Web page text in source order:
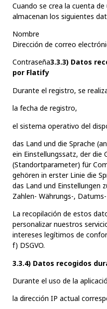
Cuando se crea la cuenta
almacenan los siguientes
Nombre
Dirección de correo
Contraseña3.3.3) Datos
por Flatify
Durante el registro, se
la fecha de registro,
el sistema operativo del
das Land und die Sprache
ein Einstellungssatz, der die
(Standortparameter) für
gehören in erster Linie die
das Land und Einstellungen
Zahlen- Währungs-,
La recopilación de estos
personalizar nuestros
intereses legítimos de
f) DSGVO.
3.3.4) Datos recogidos
Durante el uso de la
la dirección IP actual